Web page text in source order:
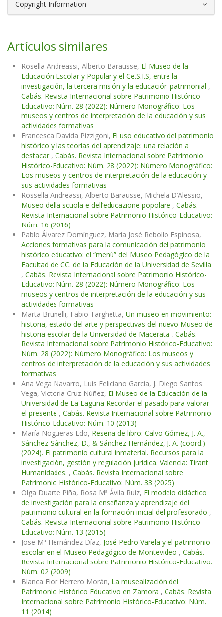
Copyright Information
Artículos similares
Rosella Andreassi, Alberto Barausse, El Museo de la
Educación Escolar y Popular y el Ce.S.I.S, entre la
investigación, la tercera misión y la educación patrimonial ,
Cabás. Revista Internacional sobre Patrimonio Histórico-
Educativo: Núm. 28 (2022): Número Monográfico: Los
museos y centros de interpretación de la educación y sus
actividades formativas
Francesca Davida Pizzigoni, El uso educativo del patrimonio
histórico y las teorías del aprendizaje: una relación a
destacar , Cabás. Revista Internacional sobre Patrimonio
Histórico-Educativo: Núm. 28 (2022): Número Monográfico:
Los museos y centros de interpretación de la educación y
sus actividades formativas
Rossella Andreassi, Alberto Barausse, Michela D’Alessio,
Museo della scuola e dell’educazione popolare , Cabás.
Revista Internacional sobre Patrimonio Histórico-Educativo:
Núm. 16 (2016)
Pablo Álvarez Domínguez, María José Rebollo Espinosa,
Acciones formativas para la comunicación del patrimonio
histórico educativo: el “menú” del Museo Pedagógico de la
Facultad de CC. de la Educación de la Universidad de Sevilla
, Cabás. Revista Internacional sobre Patrimonio Histórico-
Educativo: Núm. 28 (2022): Número Monográfico: Los
museos y centros de interpretación de la educación y sus
actividades formativas
Marta Brunelli, Fabio Targhetta, Un museo en movimiento:
historia, estado del arte y perspectivas del nuevo Museo de
historia escolar de la Universidad de Macerata , Cabás.
Revista Internacional sobre Patrimonio Histórico-Educativo:
Núm. 28 (2022): Número Monográfico: Los museos y
centros de interpretación de la educación y sus actividades
formativas
Ana Vega Navarro, Luis Feliciano García, J. Diego Santos
Vega, Victoria Cruz Núñez, El Museo de la Educación de la
Universidad de La Laguna Recordar el pasado para valorar
el presente , Cabás. Revista Internacional sobre Patrimonio
Histórico-Educativo: Núm. 10 (2013)
María Nogueras Edo, Reseña de libro: Calvo Gómez, J. A.,
Sánchez-Sánchez, D., & Sánchez Hernández, J. A. (coord.)
(2024). El patrimonio cultural inmaterial. Recursos para la
investigación, gestión y regulación jurídica. Valencia: Tirant
Humanidades. , Cabás. Revista Internacional sobre
Patrimonio Histórico-Educativo: Núm. 33 (2025)
Olga Duarte Piña, Rosa Mª Ávila Ruiz, El modelo didáctico
de investigación para la enseñanza y aprendizaje del
patrimonio cultural en la formación inicial del profesorado ,
Cabás. Revista Internacional sobre Patrimonio Histórico-
Educativo: Núm. 13 (2015)
Jose Mª Hernández Díaz, José Pedro Varela y el patrimonio
escolar en el Museo Pedagógico de Montevideo , Cabás.
Revista Internacional sobre Patrimonio Histórico-Educativo:
Núm. 02 (2009)
Blanca Flor Herrero Morán, La musealización del
Patrimonio Histórico Educativo en Zamora , Cabás. Revista
Internacional sobre Patrimonio Histórico-Educativo: Núm.
11 (2014)